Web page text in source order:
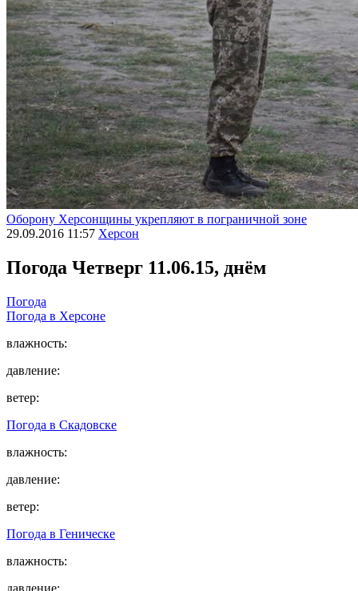
Оборону Херсонщины укрепляют в пограничной зоне
29.09.2016 11:57 Херсон
Погода Четверг 11.06.15, днём
Погода
Погода в Херсоне
влажность:
давление:
ветер:
Погода в Скадовске
влажность:
давление:
ветер:
Погода в Геническе
влажность: